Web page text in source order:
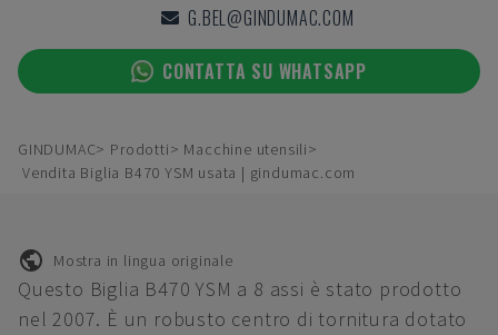
G.BEL@GINDUMAC.COM
CONTATTA SU WHATSAPP
GINDUMAC Prodotti
Macchine utensili
Vendita Biglia B470 YSM usata | gindumac.com
Mostra in lingua originale
Questo Biglia B470 YSM a 8 assi è stato prodotto
nel 2007. È un robusto centro di tornitura dotato